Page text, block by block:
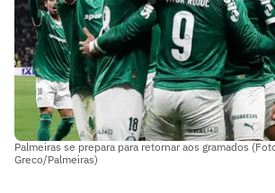
Palmeiras se prepara para retornar aos gramados
Greco/Palmeiras)